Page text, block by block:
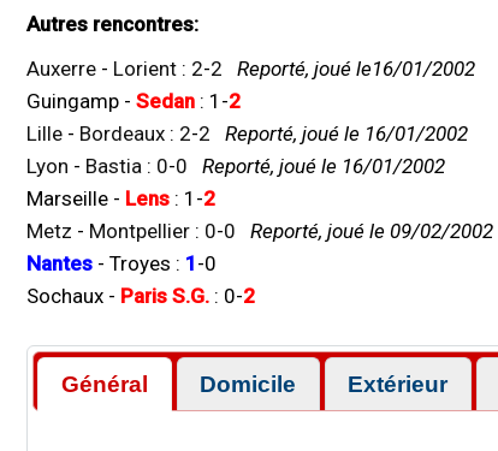
Autres rencontres:
Auxerre - Lorient : 2-2
Reporté, joué le16/01/2002
Guingamp - Sedan : 1 -2
Lille - Bordeaux : 2-2
Reporté, joué le 16/01/2002
Lyon - Bastia : 0-0
Reporté, joué le 16/01/2002
Marseille - Lens : 1 -2
Metz - Montpellier : 0-0
Reporté, joué le 09/02/2002
Nantes - Troyes : 1 -0
Sochaux - Paris S.G. : 0-2
Général Domicile Extérieur